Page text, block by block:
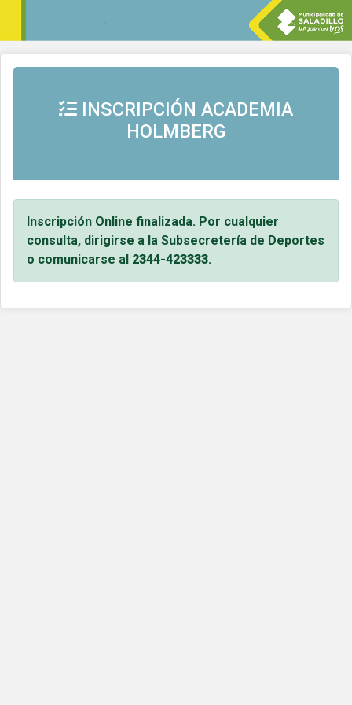
INSCRIPCIÓN ACADEMIA
HOLMBERG
Inscripción Online finalizada. Por cualquier
consulta, dirigirse a la Subsecretería de Deportes
o comunicarse al 2344-423333.